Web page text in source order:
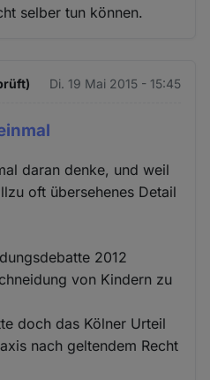
selber tun können.
Di. 19 Mai 2015 - 15:45
daran denke, und weil
oft übersehenes Detail
2012
von Kindern zu
doch das Kölner Urteil
nach geltendem Recht